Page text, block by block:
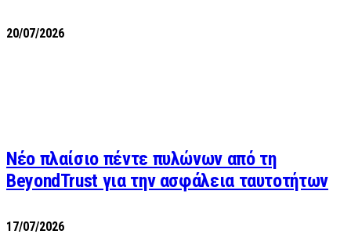
20/07/2026
Νέο πλαίσιο πέντε πυλώνων από τη
BeyondTrust για την ασφάλεια ταυτοτήτων
17/07/2026